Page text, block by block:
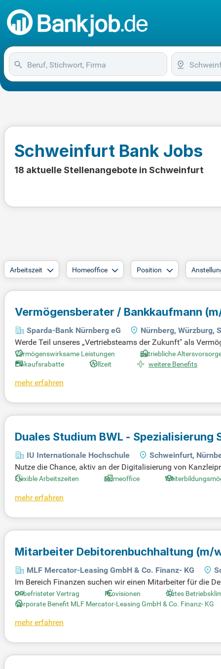
Schweinfurt Bank Jobs
18 aktuelle Stellenangebote in Schweinfurt
Arbeitszeit Homeoffice Position
Vermögensberater / Bankkaufmann
Sparda-Bank Nürnberg eG
Nürnberg, Würzburg,
Werde Teil unseres „Vertriebsteams der Zukunft" als
Würzburg. In dieser zentralen Rolle bist du für die
nden. Deine Expertise ermöglicht es dir, Potenziale zu
uktportfolio, von Vermögensplanung bis
Vermögenswirksame Leistungen Betriebliche
Einkaufsrabatte
Vollzeit weitere Benefits
mehr erfahren
Duales Studium BWL - Spezialisierung
Steuerberatungsgesellschaft mbH
IU Internationale Hochschule
Schweinfurt,
Nutze die Chance, aktiv an der Digitalisierung von
nten Berufsabschluss oder als staatlich geprüfte:r
st kommunikativ im Team. Theorie und Praxis verbindest
Flexible Arbeitszeiten Homeoffice
mehr erfahren
Mitarbeiter Debitorenbuchhaltung (m/
MLF Mercator-Leasing GmbH & Co. Finanz- KG
Im Bereich Finanzen suchen wir einen Mitarbeiter für die
e Anstellung ab sofort in einem motivierten Team aus
öchtest dein Können aktiv einbringen? Zu deinen
il unseres engagierten Teams!
Unbefristeter Vertrag Provisionen Gutes
Corporate Benefit MLF Mercator-Leasing GmbH & Co. Finanz- KG
mehr erfahren